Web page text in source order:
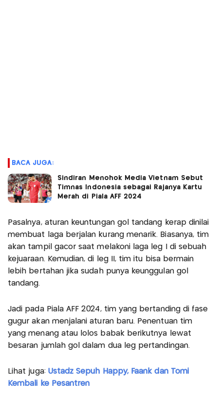
BACA JUGA:
Sindiran Menohok Media Vietnam Sebut
Timnas Indonesia sebagai Rajanya Kartu
Merah di Piala AFF 2024
Pasalnya, aturan keuntungan gol tandang kerap dinilai
membuat laga berjalan kurang menarik. Biasanya, tim
akan tampil gacor saat melakoni laga leg I di sebuah
kejuaraan. Kemudian, di leg II, tim itu bisa bermain
lebih bertahan jika sudah punya keunggulan gol
tandang.
Jadi pada Piala AFF 2024, tim yang bertanding di fase
gugur akan menjalani aturan baru. Penentuan tim
yang menang atau lolos babak berikutnya lewat
besaran jumlah gol dalam dua leg pertandingan.
Lihat juga: Ustadz Sepuh Happy, Faank dan Tomi
Kembali ke Pesantren